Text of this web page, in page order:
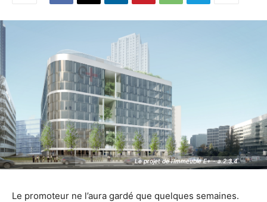
Le projet de l'Immeuble E+ - a.2.3.4
Le projet de l'Immeuble E+ - a.2.3.4
Le promoteur ne l’aura gardé que quelques semaines.